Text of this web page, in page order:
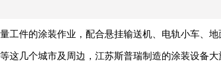
件的涂装作业，配合悬挂输送机、电轨小车、地
这几个城市及周边，江苏斯普瑞制造的涂装设备